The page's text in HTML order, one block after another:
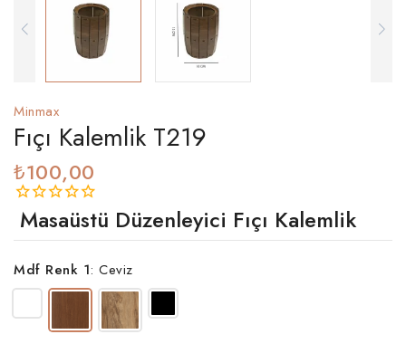
Minmax
Fıçı Kalemlik T219
₺100,00
Masaüstü Düzenleyici Fıçı Kalemlik
Mdf Renk 1: Ceviz